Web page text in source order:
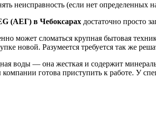
неисправность (если нет определенных
(АЕГ) в Чебоксарах достаточно просто
может сломаться крупная бытовая
новой. Разумеется требуется так же
воды — она жесткая и содержит
готова приступить к работе. У